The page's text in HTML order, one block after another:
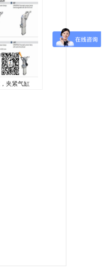
磁阀NO.BE-
夹紧气缸